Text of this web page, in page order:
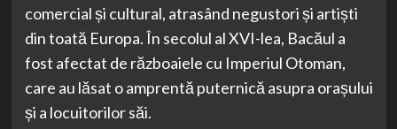
comercial și cultural, atrasând negustori și artiști
din toată Europa. În secolul al XVI-lea, Bacăul a
fost afectat de războaiele cu Imperiul Otoman,
care au lăsat o amprentă puternică asupra orașului
și a locuitorilor săi.